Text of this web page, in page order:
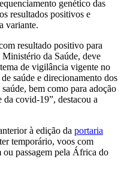
genético das
resultados positivos e
variante.
resultado positivo para
da Saúde, deve
de vigilância vigente no
saúde e direcionamento dos
bem como para adoção
da covid-19”, destacou a
à edição da portaria
temporário, voos com
passagem pela África do